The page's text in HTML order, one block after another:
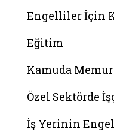
Engelliler İçin
Eğitim
Kamuda
Özel Sektörde
İş Yerinin